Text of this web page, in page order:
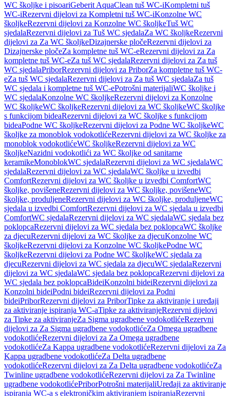
WC školjke i pisoariGeberit AquaClean tuš WC-iKompletni tuš
WC-iRezervni dijelovi za Kompletni tuš WC-iKonzolne WC
školjkeRezervni dijelovi za Konzolne WC školjkeTuš WC
sjedalaRezervni dijelovi za Tuš WC sjedalaZa WC školjkeRezervni
dijelovi za Za WC školjkeDizajnerske pločeRezervni dijelovi za
Dizajnerske pločeZa kompletne tuš WC-eRezervni dijelovi za Za
kompletne tuš WC-eZa tuš WC sjedalaRezervni dijelovi za Za tuš
WC sjedalaPriborRezervni dijelovi za PriborZa kompletne tuš WC-
eZa tuš WC sjedalaRezervni dijelovi za Za tuš WC sjedalaZa tuš
WC sjedala i kompletne tuš WC-ePotrošni materijaliWC školjke i
WC sjedalaKonzolne WC školjkeRezervni dijelovi za Konzolne
WC školjkeWC školjkeRezervni dijelovi za WC školjkeWC školjke
s funkcijom bideaRezervni dijelovi za WC školjke s funkcijom
bideaPodne WC školjkeRezervni dijelovi za Podne WC školjkeWC
školjke za monoblok vodokotlićeRezervni dijelovi za WC školjke za
monoblok vodokotlićeWC školjkeRezervni dijelovi za WC
školjkeNazidni vodokotlići za WC školjke od sanitarne
keramikeMonoblokWC sjedalaRezervni dijelovi za WC sjedalaWC
sjedalaRezervni dijelovi za WC sjedalaWC školjke u izvedbi
ComfortRezervni dijelovi za WC školjke u izvedbi ComfortWC
školjke, povišeneRezervni dijelovi za WC školjke, povišeneWC
školjke, produljeneRezervni dijelovi za WC školjke, produljeneWC
sjedala u izvedbi ComfortRezervni dijelovi za WC sjedala u izvedbi
ComfortWC sjedalaRezervni dijelovi za WC sjedalaWC sjedala bez
poklopcaRezervni dijelovi za WC sjedala bez poklopcaWC školjke
za djecuRezervni dijelovi za WC školjke za djecuKonzolne WC
školjkeRezervni dijelovi za Konzolne WC školjkePodne WC
školjkeRezervni dijelovi za Podne WC školjkeWC sjedala za
djecuRezervni dijelovi za WC sjedala za djecuWC sjedalaRezervni
dijelovi za WC sjedalaWC sjedala bez poklopcaRezervni dijelovi za
WC sjedala bez poklopcaBideiKonzolni bideiRezervni dijelovi za
Konzolni bideiPodni bideiRezervni dijelovi za Podni
bideiPriborRezervni dijelovi za PriborTipke za aktiviranje i uređaji
za aktiviranje ispiranja WC-aTipke za aktiviranjeRezervni dijelovi
za Tipke za aktiviranjeZa Sigma ugradbene vodokotlićeRezervni
dijelovi za Za Sigma ugradbene vodokotlićeZa Omega ugradbene
vodokotlićeRezervni dijelovi za Za Omega ugradbene
vodokotlićeZa Kappa ugradbene vodokotlićeRezervni dijelovi za Za
Kappa ugradbene vodokotlićeZa Delta ugradbene
vodokotlićeRezervni dijelovi za Za Delta ugradbene vodokotlićeZa
Twinline ugradbene vodokotlićeRezervni dijelovi za Za Twinline
ugradbene vodokotlićePriborPotrošni materijaliUređaji za aktiviranje
ispiranja WC-a s elektroničkim aktiviranjem ispiranjaRezervni